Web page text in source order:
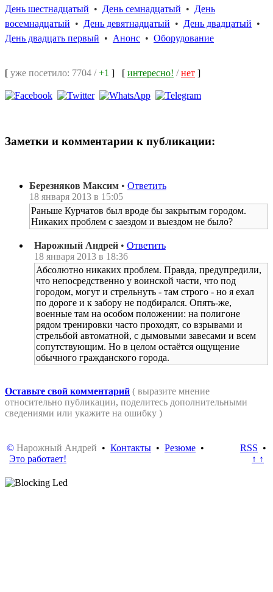
День шестнадцатый • День семнадцатый • День
восемнадцатый • День девятнадцатый • День двадцатый •
День двадцать первый • Анонс • Оборудование
[ уже посетило: 7704 /+1 ] [ интересно! /нет ]
Заметки и комментарии к публикации:
Березняков Максим • Ответить
18 января 2013 в 15:05
Раньше Курчатов был вроде бы закрытым городом.
Никаких проблем с заездом и выездом не было?
Нарожный Андрей • Ответить
18 января 2013 в 18:36
Абсолютно никаких проблем. Правда, предупредили,
что непосредственно у воинской части, что под
городом, могут и стрельнуть - там строго - но я ехал
по дороге и к забору не подбирался. Опять-же,
военные там на особом положении: на полигоне
рядом тренировки часто проходят, со взрывами и
стрельбой автоматной, с дымовыми завесами и всем
сопутствующим. Но в целом остаётся ощущение
обычного гражданского города.
Оставьте свой комментарий ( выразите мнение
относительно публикации, поделитесь дополнительными
сведениями или укажите на ошибку )
© Нарожный Андрей • Контакты • Резюме •
Это работает!
RSS •
↑ ↑